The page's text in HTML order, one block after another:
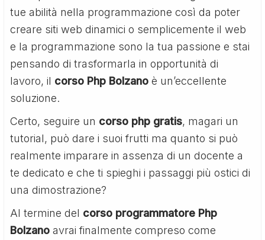
tue abilità nella programmazione così da poter
creare siti web dinamici o semplicemente il web
e la programmazione sono la tua passione e stai
pensando di trasformarla in opportunità di
lavoro, il corso Php Bolzano è un’eccellente
soluzione.
Certo, seguire un corso php gratis, magari un
tutorial, può dare i suoi frutti ma quanto si può
realmente imparare in assenza di un docente a
te dedicato e che ti spieghi i passaggi più ostici di
una dimostrazione?
Al termine del corso programmatore Php
Bolzano avrai finalmente compreso come